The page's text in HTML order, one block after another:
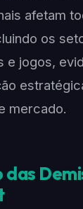
afetam
os
e jogos,
mercado.